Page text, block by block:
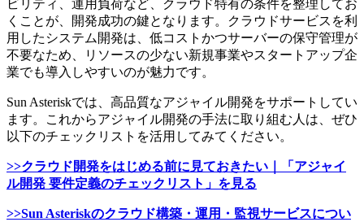
ビリティ、運用負荷など、クラウド特有の条件を整理してお
くことが、開発成功の鍵となります。クラウドサービスを利
用したシステム開発は、低コストかつサーバーの保守管理が
不要なため、リソースの少ない新規事業やスタートアップ企
業でも導入しやすいのが魅力です。
Sun Asteriskでは、高品質なアジャイル開発をサポートしてい
ます。これからアジャイル開発の手法に取り組む人は、ぜひ
以下のチェックリストを活用してみてください。
>>クラウド開発をはじめる前に見ておきたい｜「アジャイ
ル開発 要件定義のチェックリスト」を見る
>>Sun Asteriskのクラウド構築・運用・監視サービスについ